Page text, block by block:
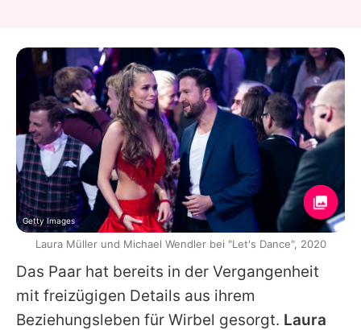
Das Paar hat bereits in der Vergangenheit
mit freizügigen Details aus ihrem
Beziehungsleben für Wirbel gesorgt. Laura
Getty Images
Laura Müller und Michael Wendler bei "Let's Dance", 2020